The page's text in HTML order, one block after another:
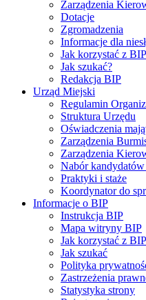
Zarządzenia
Dotacje
Zgromadzenia
Informacje dla
Jak korzystać z
Jak szukać?
Redakcja BIP
Urząd Miejski
Regulamin
Struktura Urzędu
Oświadczenia
Zarządzenia
Zarządzenia
Nabór
Praktyki i staże
Koordynator do
Informacje o BIP
Instrukcja BIP
Mapa witryny BIP
Jak korzystać z BIP
Jak szukać
Polityka
Zastrzeżenia
Statystyka strony